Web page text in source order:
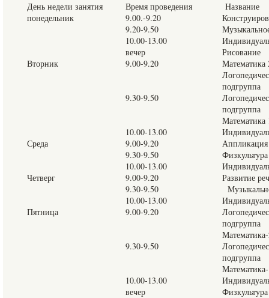
День недели занятия Время проведения
Название
понедельник
9.00.-9.20
9.20-9.50
10.00-13.00
вечер
Рисование
Вторник
9.00-9.20
Математика
подгруппа
9.30-9.50
подгруппа
Математика
10.00-13.00
Среда
9.00-9.20
Аппликация
9.30-9.50
Физкультура
10.00-13.00
Четверг
9.00-9.20
Развитие
9.30-9.50
10.00-13.00
Пятница
9.00-9.20
подгруппа
9.30-9.50
подгруппа
10.00-13.00
вечер
Физкультура